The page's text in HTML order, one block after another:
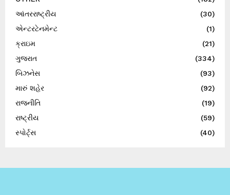
આંતરરાષ્ટ્રીય
(30)
એન્ટરટેનમેન્ટ
(1)
ક્રાઇમ
(21)
ગુજરાત
(334)
બિઝનેસ
(93)
મારું શહેર
(92)
રાજનીતિ
(19)
રાષ્ટ્રીય
(59)
સ્પોર્ટ્સ
(40)